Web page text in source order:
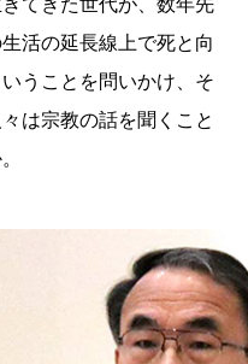
活の延長線上で死と向
うことを問いかけ、そ
は宗教の話を聞くこと